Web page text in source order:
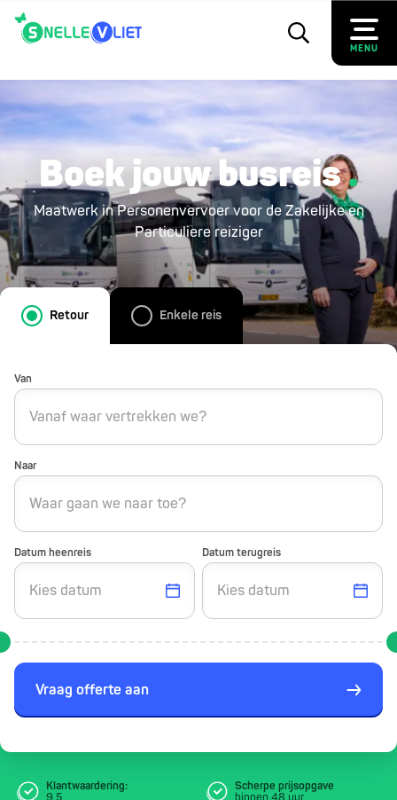
MENU
Boek jouw busreis
Maatwerk in Personenvervoer voor de Zakelijke en
Particuliere reiziger
Retour Enkele reis
Van
Naar
Datum heenreis Datum terugreis
Vraag offerte aan
Klantwaardering:
Scherpe prijsopgave